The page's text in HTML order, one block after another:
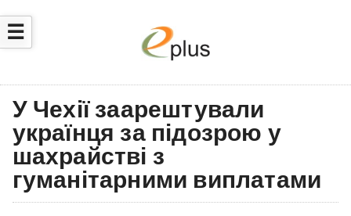
☰
У Чехії заарештували
українця за підозрою у
шахрайстві з
гуманітарними виплатами